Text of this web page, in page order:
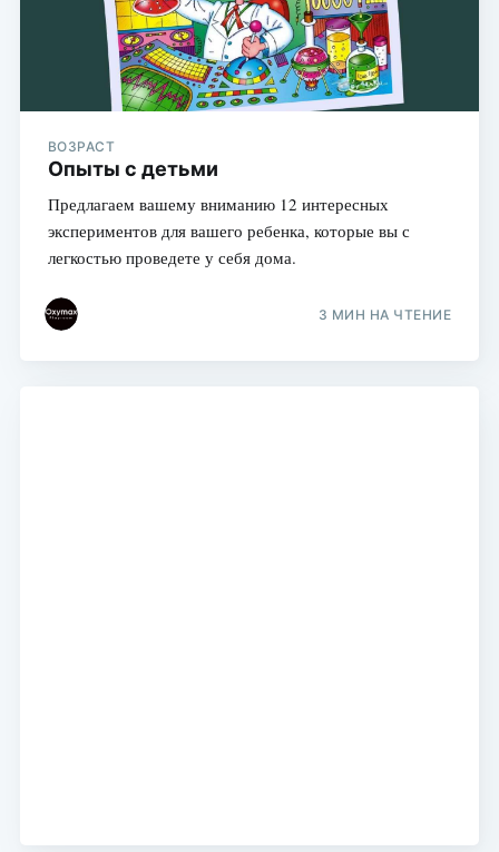
ВОЗРАСТ
Опыты с детьми
Предлагаем вашему вниманию 12 интересных
экспериментов для вашего ребенка, которые вы с
легкостью проведете у себя дома.
3 МИН НА ЧТЕНИЕ